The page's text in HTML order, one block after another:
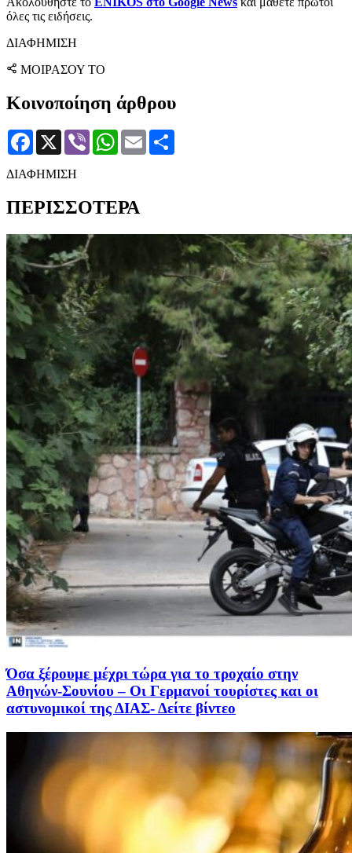
όλες τις ειδήσεις.
ΔΙΑΦΗΜΙΣΗ
ΜΟΙΡΑΣΟΥ ΤΟ
Κοινοποίηση άρθρου
Facebook
X Viber WhatsApp
Email
ΔΙΑΦΗΜΙΣΗ
ΠΕΡΙΣΣΟΤΕΡΑ
Όσα ξέρουμε μέχρι τώρα για το τροχαίο στην
Αθηνών-Σουνίου – Οι Γερμανοί τουρίστες και οι
αστυνομικοί της ΔΙΑΣ- Δείτε βίντεο